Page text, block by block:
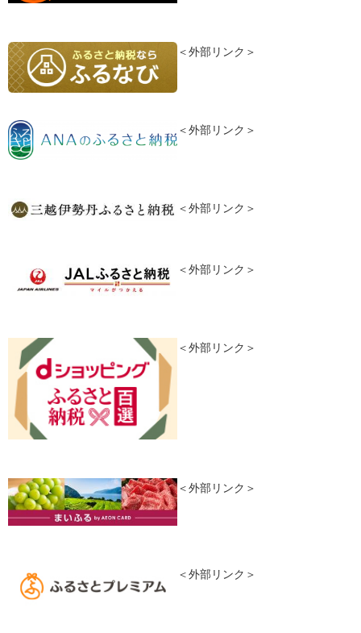
＜外部リンク＞
＜外部リンク＞
＜外部リンク＞
＜外部リンク＞
＜外部リンク＞
＜外部リンク＞
＜外部リンク＞